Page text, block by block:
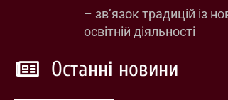
– зв’язок традицій із
освітній діяльності
Останні новини